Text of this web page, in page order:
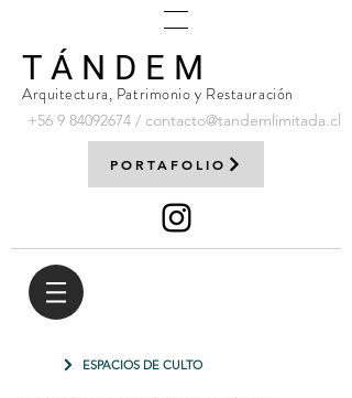
T Á N D E M
Arquitectura, Patrimonio y Restauración
+56 9 84092674 / contacto@tandemlimitada.cl
PORTAFOLIO
ESPACIOS DE CULTO